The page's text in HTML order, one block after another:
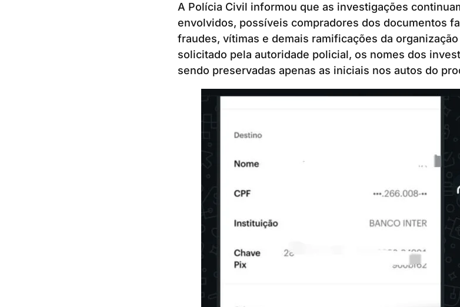
A Polícia Civil informou que as investigações
envolvidos, possíveis compradores dos documentos
fraudes, vítimas e demais ramificações da
solicitado pela autoridade policial, os nomes dos
sendo preservadas apenas as iniciais nos autos do